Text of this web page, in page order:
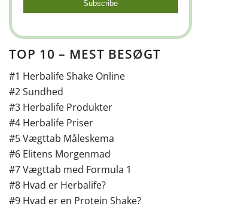
TOP 10 – MEST BESØGT
#1 Herbalife Shake Online
#2Sundhed
#3 Herbalife Produkter
#4 Herbalife Priser
#5Vægttab Måleskema
#6 Elitens Morgenmad
#7Vægttab med Formula 1
#8 Hvad er Herbalife?
#9 Hvad er en Protein Shake?